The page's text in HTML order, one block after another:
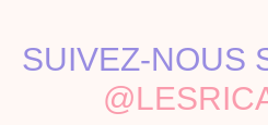
SUIVEZ-NOUS